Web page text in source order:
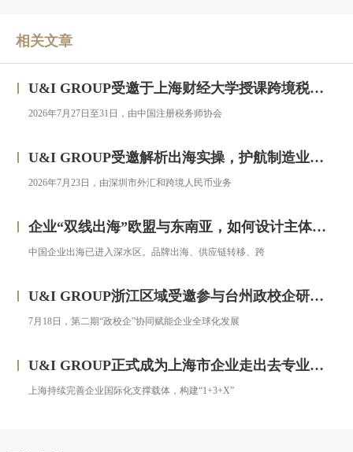
相关文章
U&I GROUP受邀于上海财经大学授课跨境税务合规与高净值人群财务税务服务专题研修班
2026年7月27日至31日，由中国注册税务师协会
U&I GROUP受邀解析出海实操，护航制造业企业汇率风险管理
2026年7月23日，由深圳市外汇和跨境人民币业务
企业“双线出海”欧盟与东南亚，如何设计主体架构？——对话汇智集团
中国企业出海已进入深水区。品牌出海、供应链转移、跨
U&I GROUP浙江区域受邀参与台州政校企研修班，助力浙企搭建跨境投资合规框架
7月18日，第二期“政校企”协同赋能企业全球化发展
U&I GROUP正式成为上海市企业走出去专业服务联盟成员
上海持续完善企业国际化支撑载体，构建“1+3+X”